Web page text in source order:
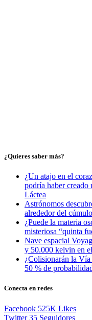
¿Quieres saber más?
¿Un atajo en el
podría haber creado
Láctea
Astrónomos
alrededor del
¿Puede la materia
misteriosa “quinta
Nave espacial
y 50.000 kelvin en
¿Colisionarán la
50 % de
Conecta en redes
Facebook 525K Likes
Twitter 35 Seguidores